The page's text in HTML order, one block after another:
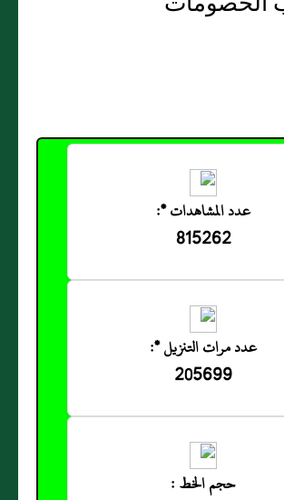
عدد المشاهدات *:
815262
عدد مرات التنزيل *:
205699
حجم الخط :